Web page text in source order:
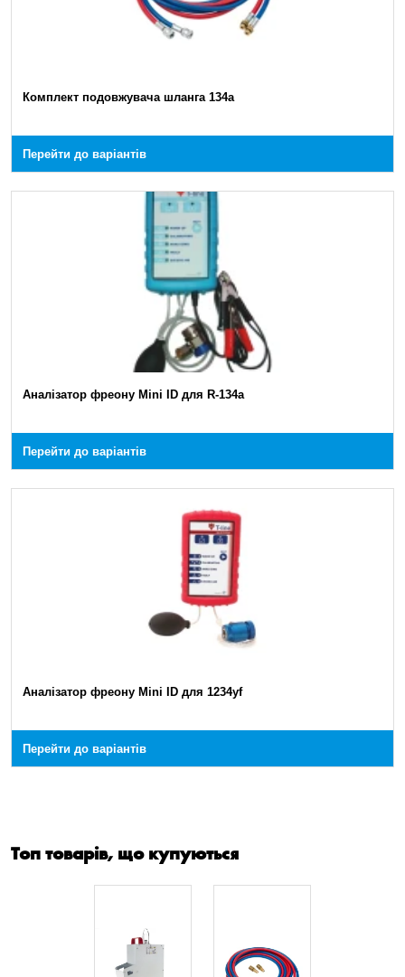
Комплект подовжувача шланга 134a
Перейти до варіантів
Аналізатор фреону Mini ID для R-134a
Перейти до варіантів
Аналізатор фреону Mini ID для 1234yf
Перейти до варіантів
Топ товарів, що купуються